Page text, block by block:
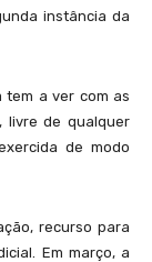
instância da
tem a ver com as
livre de qualquer
de modo
recurso para
Em março, a